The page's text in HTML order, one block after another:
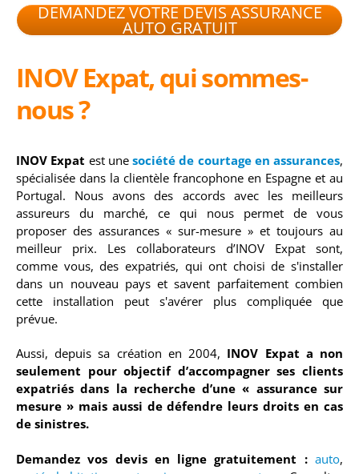
DEMANDEZ VOTRE DEVIS ASSURANCE
AUTO GRATUIT
INOV Expat, qui sommes-
nous ?
INOV Expat est une société de courtage en assurances,
spécialisée dans la clientèle francophone en Espagne et au
Portugal. Nous avons des accords avec les meilleurs
assureurs du marché, ce qui nous permet de vous
proposer des assurances « sur-mesure » et toujours au
meilleur prix. Les collaborateurs d’INOV Expat sont,
comme vous, des expatriés, qui ont choisi de s'installer
dans un nouveau pays et savent parfaitement combien
cette installation peut s'avérer plus compliquée que
prévue.
Aussi, depuis sa création en 2004, INOV Expat a non
seulement pour objectif d’accompagner ses clients
expatriés dans la recherche d’une « assurance sur
mesure » mais aussi de défendre leurs droits en cas
de sinistres.
Demandez vos devis en ligne gratuitement : auto,